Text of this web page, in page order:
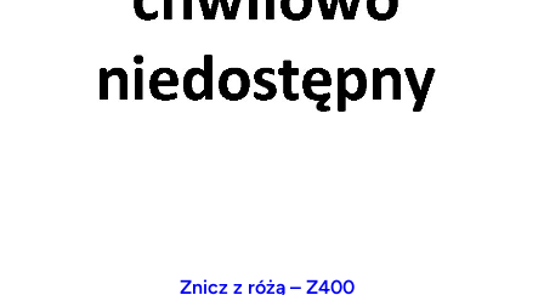
Znicz z różą – Z400